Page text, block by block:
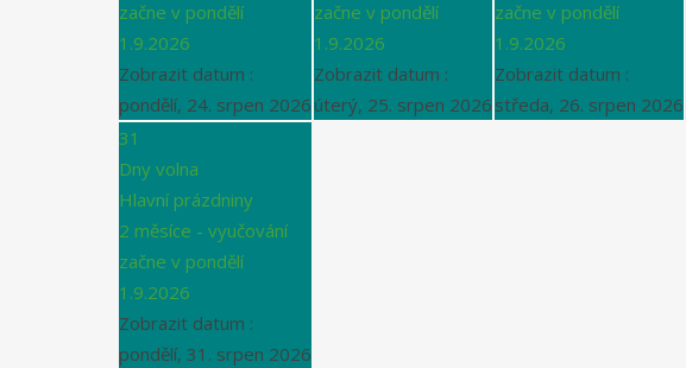
začne v pondělí
1.9.2026
Zobrazit datum :
pondělí, 24. srpen 2026
začne v pondělí
1.9.2026
Zobrazit datum :
úterý, 25. srpen 2026
začne v pondělí
1.9.2026
Zobrazit datum :
středa, 26. srpen 2026
31
Dny volna
Hlavní prázdniny
2 měsíce - vyučování
začne v pondělí
1.9.2026
Zobrazit datum :
pondělí, 31. srpen 2026